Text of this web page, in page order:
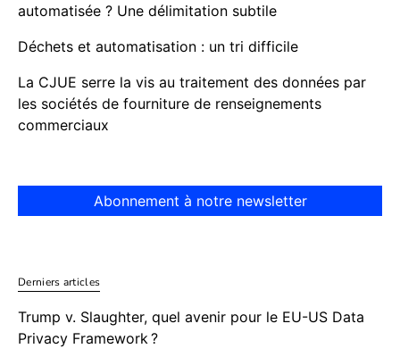
automatisée ? Une délimitation subtile
Déchets et automatisation : un tri difficile
La CJUE serre la vis au traitement des données par
les sociétés de fourniture de renseignements
commerciaux
Abonnement à notre newsletter
Derniers articles
Trump v. Slaughter, quel avenir pour le EU-US Data
Privacy Framework ?